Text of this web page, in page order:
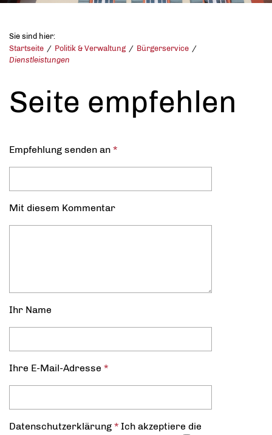
Sie sind hier:
Startseite
Politik & Verwaltung
Bürgerservice
Dienstleistungen
Seite empfehlen
Empfehlung senden an *
Mit diesem Kommentar
Ihr Name
Ihre E-Mail-Adresse *
Datenschutz­erklärung * Ich akzeptiere die